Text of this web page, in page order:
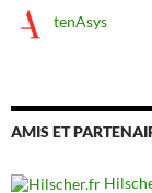
tenAsys
AMIS ET